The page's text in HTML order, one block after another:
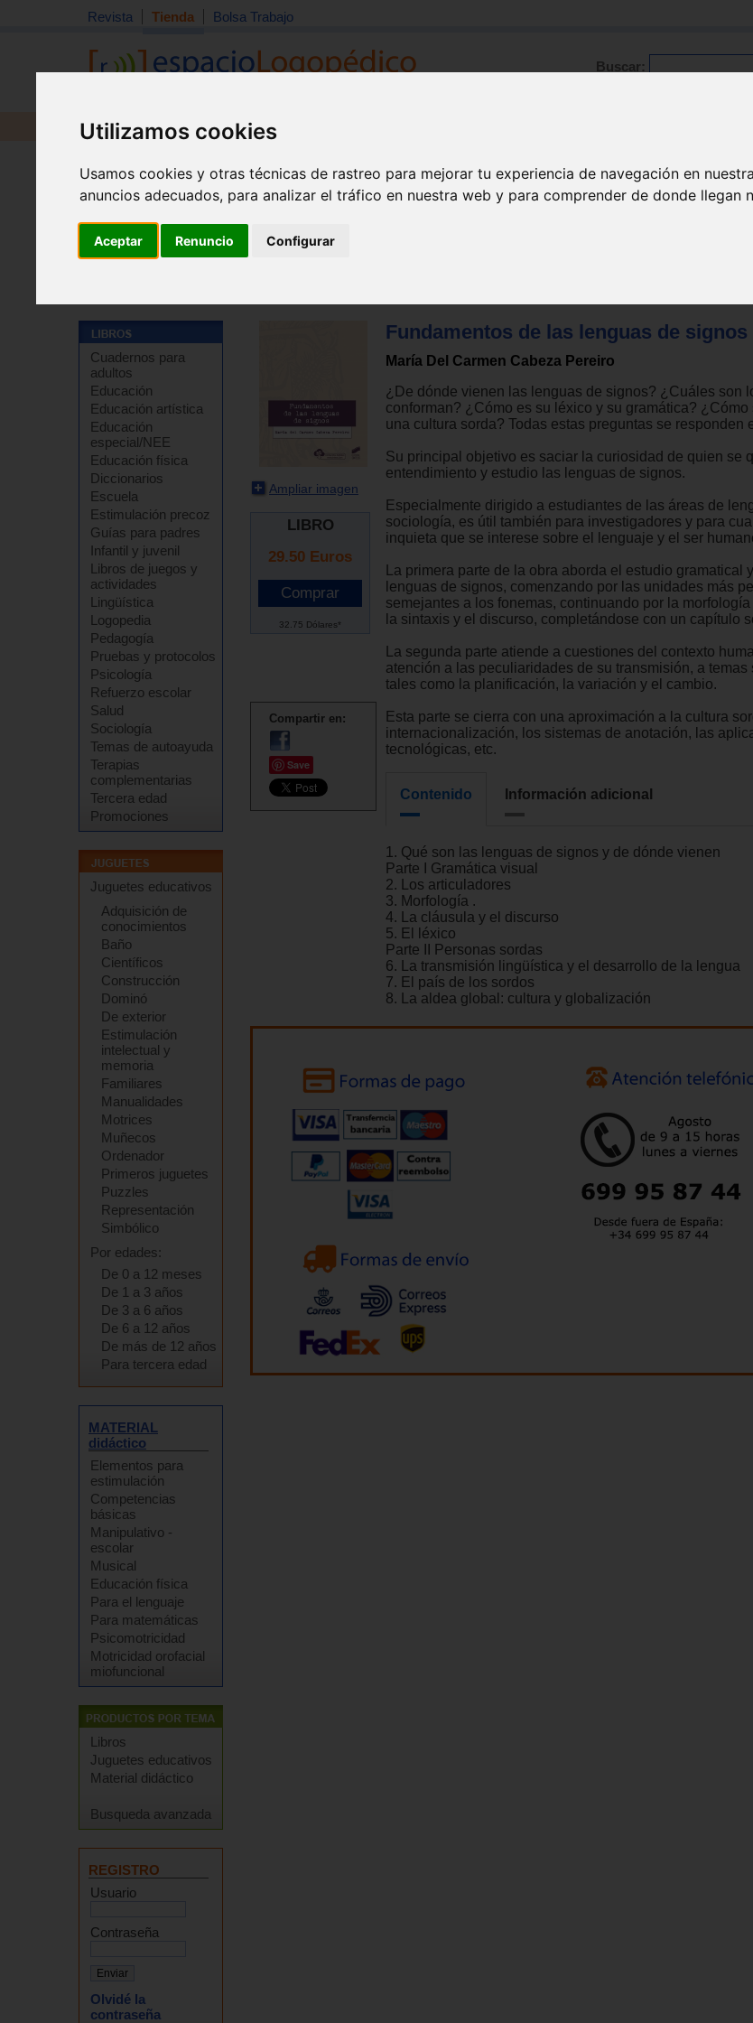
Utilizamos cookies
Usamos cookies y otras técnicas de rastreo para mejorar tu experiencia de navegación en
anuncios adecuados, para analizar el tráfico en nuestra web y para comprender de donde llegan
Aceptar Renuncio Configurar
Revista Tienda Bolsa Trabajo
Buscar:
Revista Libros Material
Cuadernos para
adultos
Educación
Educación artística
Educación
especial/NEE
Educación física
Diccionarios
Escuela
Estimulación precoz
Guías para padres
Infantil y juvenil
Libros de juegos y
actividades
Lingüística
Logopedia
Pedagogía
Pruebas y protocolos
Psicología
Refuerzo escolar
Salud
Sociología
Temas de autoayuda
Terapias
complementarias
Tercera edad
Promociones
Juguetes educativos
Adquisición de
conocimientos
Baño
Científicos
Construcción
Dominó
De exterior
Estimulación
intelectual y
memoria
Familiares
Manualidades
Motrices
Muñecos
Ordenador
Primeros juguetes
Puzzles
Representación
Simbólico
Por edades:
De 0 a 12 meses
De 1 a 3 años
De 3 a 6 años
De 6 a 12 años
De más de 12 años
Para tercera edad
MATERIAL
didáctico
Elementos para
estimulación
Competencias
básicas
Manipulativo -
escolar
Musical
Educación física
Para el lenguaje
Para matemáticas
Psicomotricidad
Motricidad orofacial
miofuncional
Libros
Juguetes educativos
Material didáctico
Busqueda avanzada
REGISTRO
Usuario
Contraseña
Olvidé la
contraseña
Ampliar imagen
LIBRO
29.50 Euros
32.75 Dólares*
Compartir en:
Save
Fundamentos de las lenguas de signos
María Del Carmen Cabeza Pereiro
¿De dónde vienen las lenguas de signos? ¿Cuáles son
conforman? ¿Cómo es su léxico y su gramática?
una cultura sorda? Todas estas preguntas se responden
Su principal objetivo es saciar la curiosidad de quien se
entendimiento y estudio las lenguas de signos.
Especialmente dirigido a estudiantes de las áreas de
sociología, es útil también para investigadores y para
inquieta que se interese sobre el lenguaje y el ser
La primera parte de la obra aborda el estudio gramatical
lenguas de signos, comenzando por las unidades más
semejantes a los fonemas, continuando por la
la sintaxis y el discurso, completándose con un capítulo
La segunda parte atiende a cuestiones del contexto
atención a las peculiaridades de su transmisión, a
tales como la planificación, la variación y el cambio.
Esta parte se cierra con una aproximación a la cultura
internacionalización, los sistemas de anotación, las
tecnológicas, etc.
Contenido Información adicional
1. Qué son las lenguas de signos y de dónde vienen
Parte I Gramática visual
2. Los articuladores
3. Morfología .
4. La cláusula y el discurso
5. El léxico
Parte II Personas sordas
6. La transmisión lingüística y el desarrollo de la lengua
7. El país de los sordos
8. La aldea global: cultura y globalización